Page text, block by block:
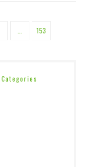
... 153
Categories